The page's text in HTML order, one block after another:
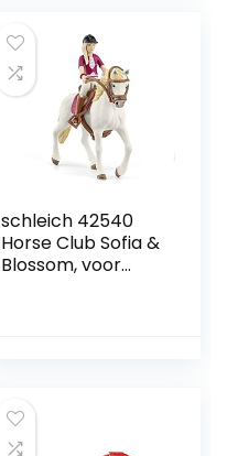
Onderdelen
schleich 42540
Horse Club Sofia &
Blossom, voor